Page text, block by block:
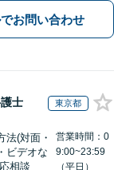
お問い合わせ
士 東京都
法(対面・
ビデオな
相談
営業時間：0
9:00~23:59
（平日）